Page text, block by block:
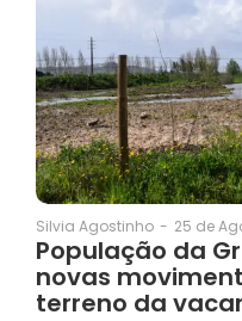
Silvia Agostinho - 25 de
População da
novas
terreno da